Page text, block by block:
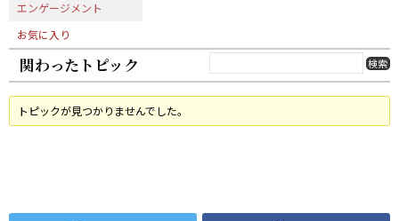
エンゲージメント
お気に入り
関わったトピック
トピックが見つかりませんでした。